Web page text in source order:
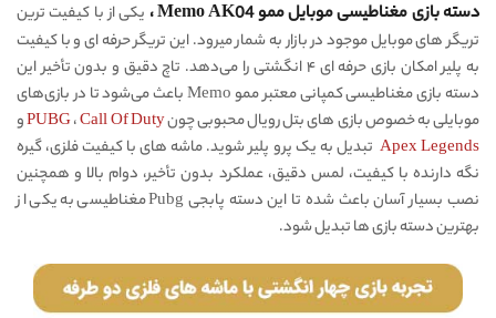
دسته بازی مغناطیسی موبایل ممو Memo AK04 ،
یکی از با کیفیت ترین
تریگر های موبایل موجود در بازار به شمار میرود. این تریگر حرفه ای و با کیفیت
به پلیر امکان بازی حرفه ای ۴ انگشتی را می‌دهد. تاچ دقیق و بدون تأخیر این
دسته بازی مغناطیسی کمپانی معتبر ممو Memo باعث می‌شود تا در بازی‌های
موبایلی به خصوص بازی های بتل رویال محبوبی چون
PUBG،Call Of Duty
و
Apex Legends تبدیل به یک پرو پلیر شوید. ماشه های با کیفیت فلزی، گیره
نگه دارنده با کیفیت، لمس دقیق، عملکرد بدون تأخیر، دوام بالا و همچنین
نصب بسیار آسان باعث شده تا این دسته پابجی Pubg مغناطیسی به یکی از
بهترین دسته بازی ها تبدیل شود.